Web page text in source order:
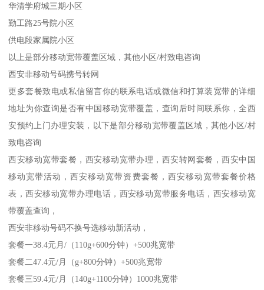
华清学府城三期小区
勤工路25号院小区
供电段家属院小区
以上是部分移动宽带覆盖区域，其他小区/村致电咨询
西安非移动号码携号转网
更多套餐致电或私信留言你的联系电话或微信和打算装宽带的详细
地址为你查询是否有中国移动宽带覆盖，查询后时间联系你，全西
安预约上门办理安装，以下是部分移动宽带覆盖区域，其他小区/村
致电咨询
西安移动宽带套餐，西安移动宽带办理，西安转网套餐，西安中国
移动宽带活动，西安移动宽带资费套餐，西安移动宽带套餐价格
表，西安移动宽带办理电话，西安移动宽带服务电话，西安移动宽
带覆盖查询，
西安非移动号码不换号选移动新活动，
套餐一38.4元月/（110g+600分钟）+500兆宽带
套餐二47.4元/月（g+800分钟）+500兆宽带
套餐三59.4元/月（140g+1100分钟）1000兆宽带